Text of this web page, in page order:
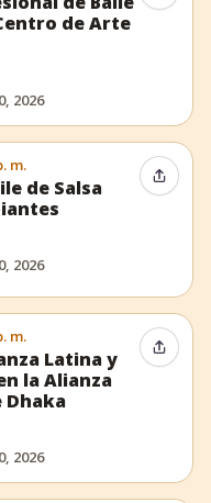
de Arte
2026
m.
de Salsa
2026
m.
Latina y
la Alianza
Dhaka
2026